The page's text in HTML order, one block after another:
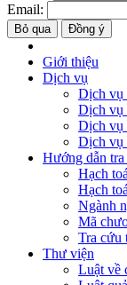
Email:
Bỏ qua Đồng ý
Giới thiệu
Dịch vụ
Dịch vụ
Dịch vụ
Dịch vụ
Dịch vụ
Hướng dẫn tra
Hạch
Hạch
Ngành
Mã
Tra cứu
Thư viện
Luật về